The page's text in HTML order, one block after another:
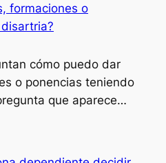
formaciones o
cómo puedo dar
o ponencias teniendo
que aparece…